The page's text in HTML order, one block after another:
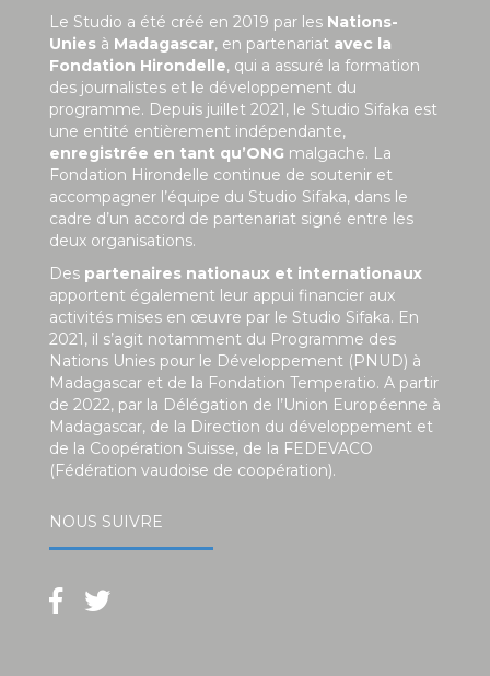
Le Studio a été créé en 2019 par les Nations-
Unies à Madagascar, en partenariat avec la
Fondation Hirondelle, qui a assuré la formation
des journalistes et le développement du
programme. Depuis juillet 2021, le Studio Sifaka est
une entité entièrement indépendante,
enregistrée en tant qu’ONG malgache. La
Fondation Hirondelle continue de soutenir et
accompagner l’équipe du Studio Sifaka, dans le
cadre d’un accord de partenariat signé entre les
deux organisations.
Des partenaires nationaux et internationaux
apportent également leur appui financier aux
activités mises en œuvre par le Studio Sifaka. En
2021, il s’agit notamment du Programme des
Nations Unies pour le Développement (PNUD) à
Madagascar et de la Fondation Temperatio. A partir
de 2022, par la Délégation de l’Union Européenne à
Madagascar, de la Direction du développement et
de la Coopération Suisse, de la FEDEVACO
(Fédération vaudoise de coopération).
NOUS SUIVRE